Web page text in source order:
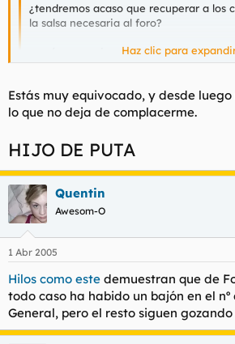
¿tendremos acaso que recuperar a los
la salsa necesaria al foro?
¿será necesario recurrir a malik el
la vaca frisona o a la perra de goth-
Tengo miedo.... Haz clic para
A dia de hoy creo que no he visto un
Haz clic para
Estás muy equivocado, y desde luego
lo que no deja de complacerme.
HIJO DE PUTA
Quentin
Awesom-O
1 Abr 2005
Hilos como este demuestran que de
todo caso ha habido un bajón en el nº
General, pero el resto siguen